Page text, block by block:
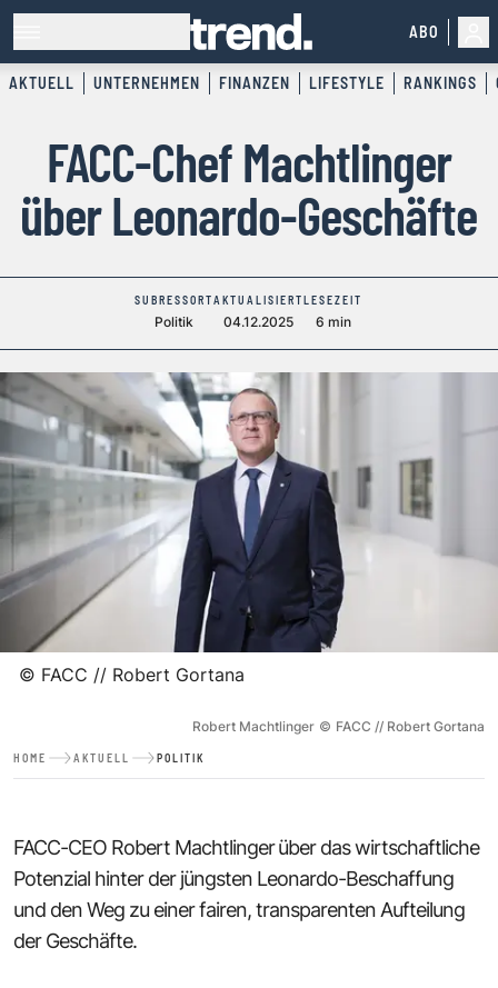
ABO
AKTUELL UNTERNEHMEN FINANZEN LIFESTYLE RANKINGS
FACC-Chef Machtlinger
über Leonardo-Geschäfte
SUBRESSORT
Politik
AKTUALISIERT
04.12.2025
LESEZEIT
6 min
© FACC // Robert Gortana
Robert Machtlinger © FACC // Robert Gortana
HOME AKTUELL POLITIK
FACC-CEO Robert Machtlingerüber das wirtschaftliche
Potenzial hinter der jüngsten Leonardo-Beschaffung
und den Weg zu einer fairen, transparenten Aufteilung
der Geschäfte.